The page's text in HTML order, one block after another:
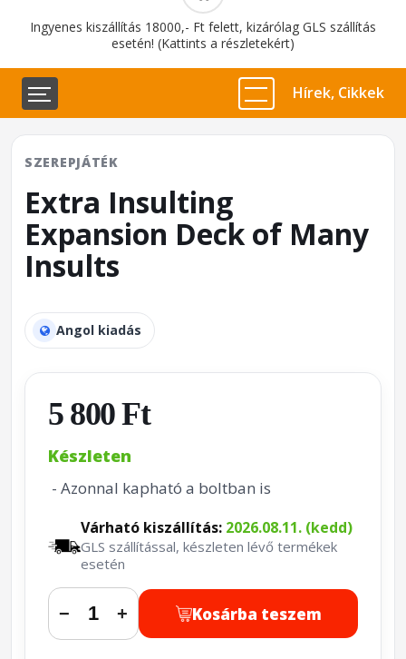
Ingyenes kiszállítás 18000,- Ft felett, kizárólag GLS szállítás
esetén! (Kattints a részletekért)
Hírek, Cikkek
SZEREPJÁTÉK
Extra Insulting
Expansion Deck of Many
Insults
Angol kiadás
5 800 Ft
Készleten
- Azonnal kapható a boltban is
Várható kiszállítás: 2026.08.11. (kedd)
GLS szállítással, készleten lévő termékek
esetén
− + Kosárba teszem